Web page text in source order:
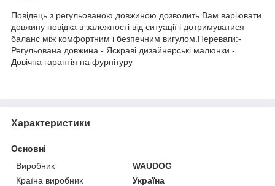
Повідець з регульованою довжиною дозволить Вам варіювати
довжину повідка в залежності від ситуації і дотримуватися
баланс між комфортним і безпечним вигулом.Переваги:-
Регульована довжина - Яскраві дизайнерські малюнки -
Довічна гарантія на фурнітуру
Характеристики
Основні
Виробник
WAUDOG
Країна виробник
Україна